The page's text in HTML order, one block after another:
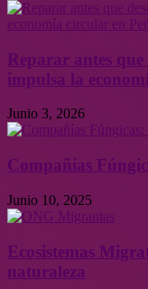
Reparar antes
impulsa la
Junio 3, 2026
Compañías
Junio 10, 2025
Ecosistemas
naturaleza